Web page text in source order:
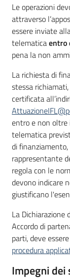
Le operazioni
attraverso
essere inviate
telematicaentro
pena la non
La richiesta di
stessa
certificata
entro e non oltre
telematica
di
rappresentante
regola con le
devono indicare
giustificano
La Dichiarazione
Accordo di
parti, deve
procedura
Impegni